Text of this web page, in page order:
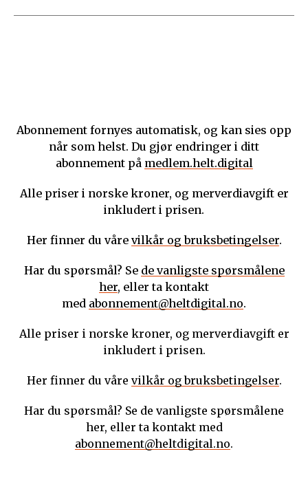
Abonnement fornyes automatisk, og kan sies opp
når som helst. Du gjør endringer i ditt
abonnement på medlem.helt.digital
Alle priser i norske kroner, og merverdiavgift er
inkludert i prisen.
Her finner du våre vilkår og bruksbetingelser.
Har du spørsmål? Se de vanligste spørsmålene
her, eller ta kontakt
med abonnement@heltdigital.no.
Alle priser i norske kroner, og merverdiavgift er
inkludert i prisen.
Her finner du våre vilkår og bruksbetingelser.
Har du spørsmål? Se de vanligste spørsmålene
her, eller ta kontakt med
abonnement@heltdigital.no.